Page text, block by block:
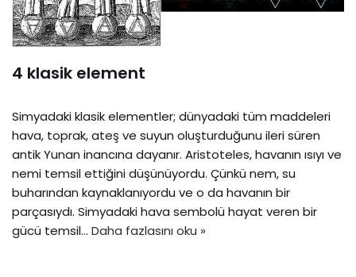
4 klasik element
Simyadaki klasik elementler; dünyadaki tüm maddeleri
hava, toprak, ateş ve suyun oluşturduğunu ileri süren
antik Yunan inancına dayanır. Aristoteles, havanın ısıyı ve
nemi temsil ettiğini düşünüyordu. Çünkü nem, su
buharından kaynaklanıyordu ve o da havanın bir
parçasıydı. Simyadaki hava sembolü hayat veren bir
gücü temsil… Daha fazlasını oku »